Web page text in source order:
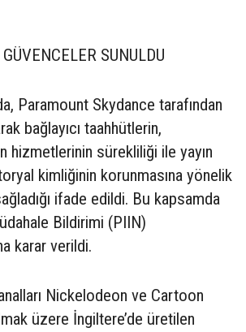
SUNULDU
Paramount Skydance tarafından
bağlayıcı taahhütlerin,
hizmetlerinin sürekliliği ile yayın
kimliğinin korunmasına yönelik
ifade edildi. Bu kapsamda
Bildirimi (PIIN)
karar verildi.
Nickelodeon ve Cartoon
üzere İngiltere’de üretilen